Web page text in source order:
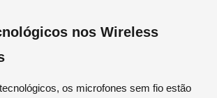
nos Wireless
os microfones sem fio estão